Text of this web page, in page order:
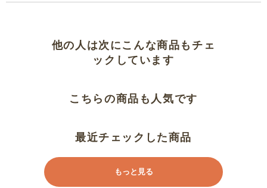
スキマ家具にしてはとってもオシ
他の人は次にこんな商品もチェ
ックしています
こちらの商品も人気です
最近チェックした商品
もっと見る